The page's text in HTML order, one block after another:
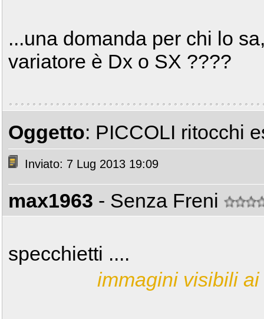
...una domanda per chi lo
variatore è Dx o SX ????
Oggetto: PICCOLI ritocchi
Inviato: 7 Lug 2013 19:09
max1963 - Senza Freni
specchietti ....
immagini visibili